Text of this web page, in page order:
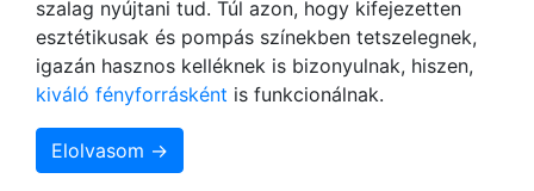
szalag nyújtani tud. Túl azon, hogy kifejezetten
esztétikusak és pompás színekben tetszelegnek,
igazán hasznos kelléknek is bizonyulnak, hiszen,
kiváló fényforrásként is funkcionálnak.
Elolvasom →